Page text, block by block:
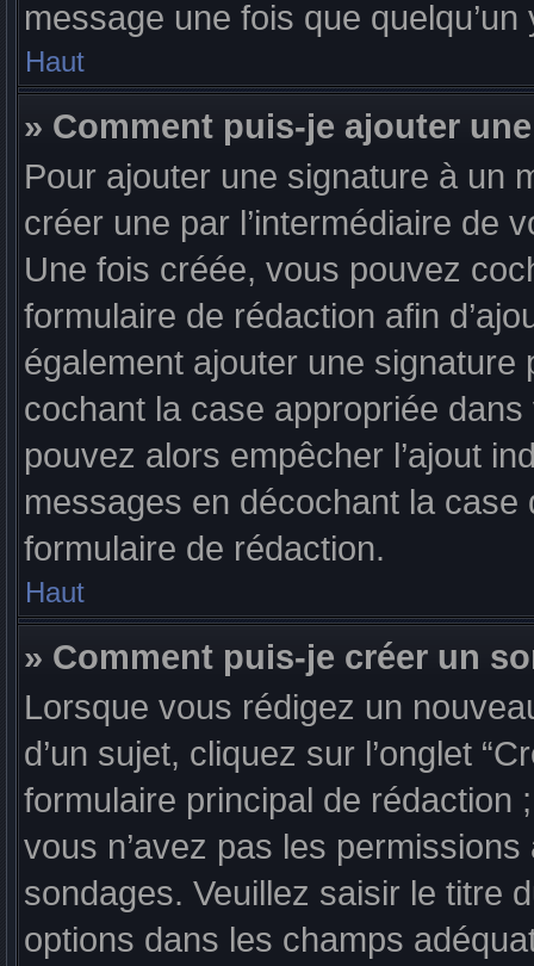
message une fois que
Haut
» Comment puis-je ajouter
Pour ajouter une signature à un
créer une par l’intermédiaire de
Une fois créée, vous pouvez
formulaire de rédaction afin
également ajouter une
cochant la case appropriée
pouvez alors empêcher l’ajout
messages en décochant la case
formulaire de rédaction.
Haut
» Comment puis-je créer un
Lorsque vous rédigez un
d’un sujet, cliquez sur l’onglet
formulaire principal de rédaction
vous n’avez pas les
sondages. Veuillez saisir le titre
options dans les champs